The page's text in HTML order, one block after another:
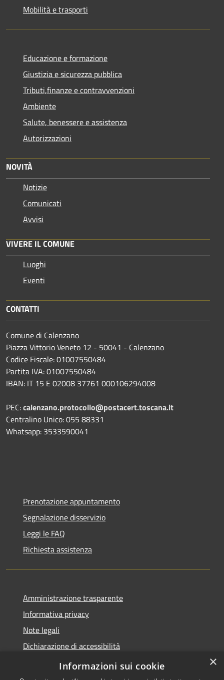
Mobilità e trasporti
Educazione e formazione
Giustizia e sicurezza pubblica
Tributi,finanze e contravvenzioni
Ambiente
Salute, benessere e assistenza
Autorizzazioni
NOVITÀ
Notizie
Comunicati
Avvisi
VIVERE IL COMUNE
Luoghi
Eventi
CONTATTI
Comune di Calenzano
Piazza Vittorio Veneto 12 - 50041 - Calenzano
Codice Fiscale: 01007550484
Partita IVA: 01007550484
IBAN: IT 15 E 02008 37761 000106294008
PEC:calenzano.protocollo@postacert.toscana.it
Centralino Unico: 055 88331
Whatsapp: 3533590041
Prenotazione appuntamento
Segnalazione disservizio
Leggi le FAQ
Richiesta assistenza
Amministrazione trasparente
Informativa privacy
Note legali
Dichiarazione di accessibilità
Statistiche Web
×
Informazioni sui cookie